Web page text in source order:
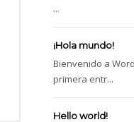
...
¡Hola mundo!
Bienvenido a
primera entr...
Hello world!